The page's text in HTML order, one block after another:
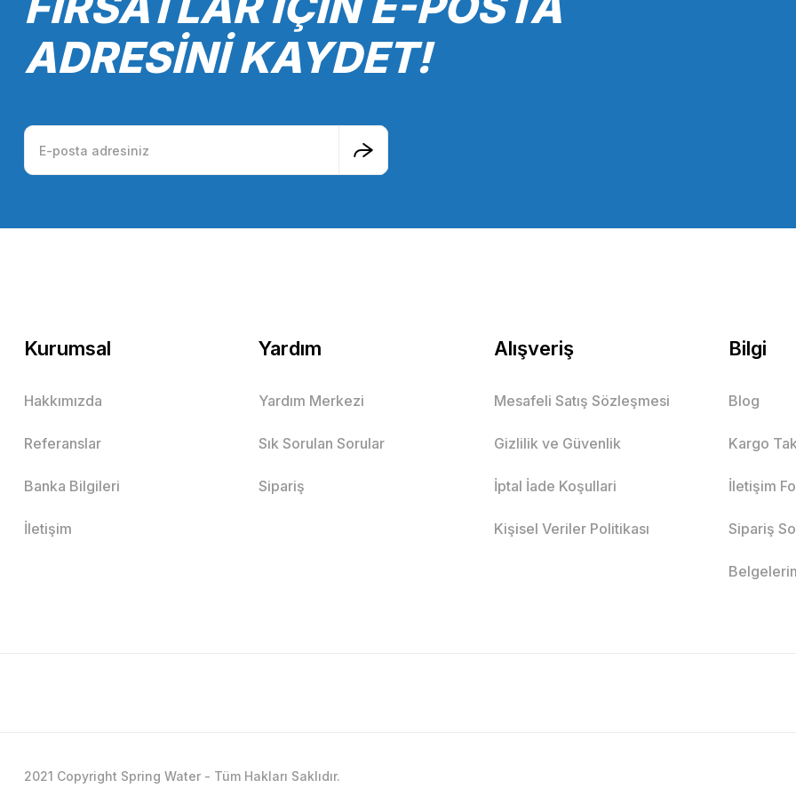
ADRESİNİ KAYDET!
Kurumsal
Hakkımızda
Referanslar
Banka Bilgileri
İletişim
Yardım
Yardım Merkezi
Sık Sorulan Sorular
Sipariş
Alışveriş
Mesafeli Satış Sözleşmesi
Gizlilik ve Güvenlik
İptal İade Koşullari
Kişisel Veriler Politikası
Bilgi
Blog
Kargo
İletişim
Sipariş
2021 Copyright Spring Water - Tüm Hakları Saklıdır.